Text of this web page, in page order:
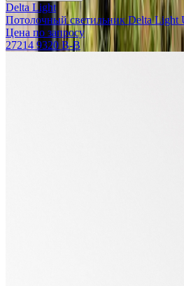
Delta Light
Потолочный светильник Delta Light
Цена по запросу
27214 9320 B-B